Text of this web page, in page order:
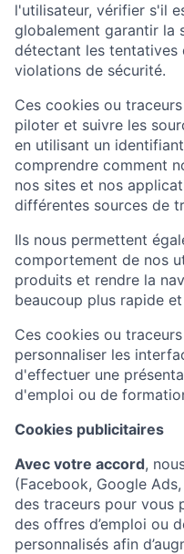
l'utilisateur, vérifier s'il
globalement garantir la
détectant les tentatives
violations de sécurité.
Ces cookies ou
piloter et suivre les
en utilisant un
comprendre comment
nos sites et nos
différentes sources de
Ils nous permettent
comportement de nos
produits et rendre la
beaucoup plus rapide
Ces cookies ou
personnaliser les
d'effectuer une
d'emploi ou de
Cookies publicitaires
Avec votre accord,
(Facebook, Google
des traceurs pour vous
des offres d’emploi ou
personnalisés afin